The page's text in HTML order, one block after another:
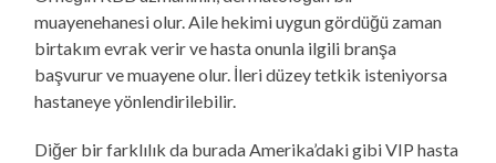
muayenehanesi olur. Aile hekimi uygun gördüğü zaman
birtakım evrak verir ve hasta onunla ilgili branşa
başvurur ve muayene olur. İleri düzey tetkik isteniyorsa
hastaneye yönlendirilebilir.
Diğer bir farklılık da burada Amerika’daki gibi VIP hasta